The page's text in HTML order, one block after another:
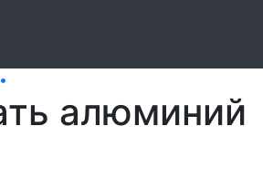
алюминий